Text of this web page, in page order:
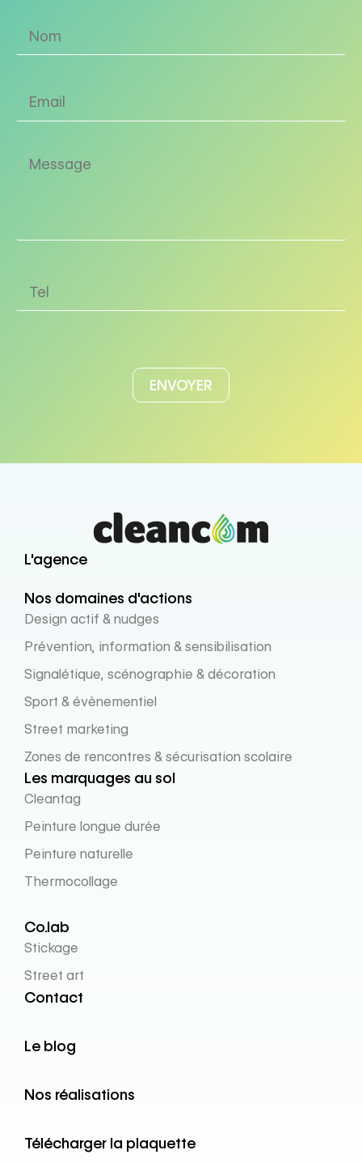
L'agence
Nos domaines d'actions
Design actif & nudges
Prévention, information & sensibilisation
Signalétique, scénographie & décoration
Sport & évènementiel
Street marketing
Zones de rencontres & sécurisation scolaire
Les marquages au sol
Cleantag
Peinture longue durée
Peinture naturelle
Thermocollage
Co.lab
Stickage
Street art
Contact
Le blog
Nos réalisations
Télécharger la plaquette